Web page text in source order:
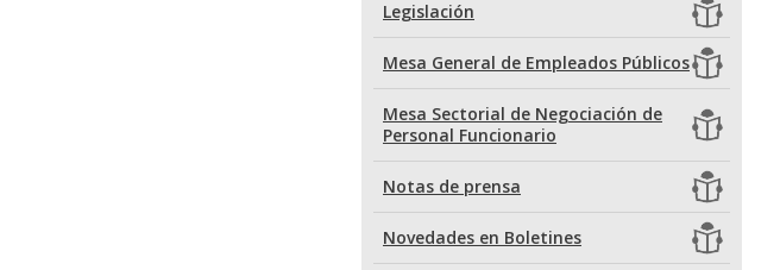
Legislación
Mesa General de Empleados Públicos
Mesa Sectorial de Negociación de
Personal Funcionario
Notas de prensa
Novedades en Boletines